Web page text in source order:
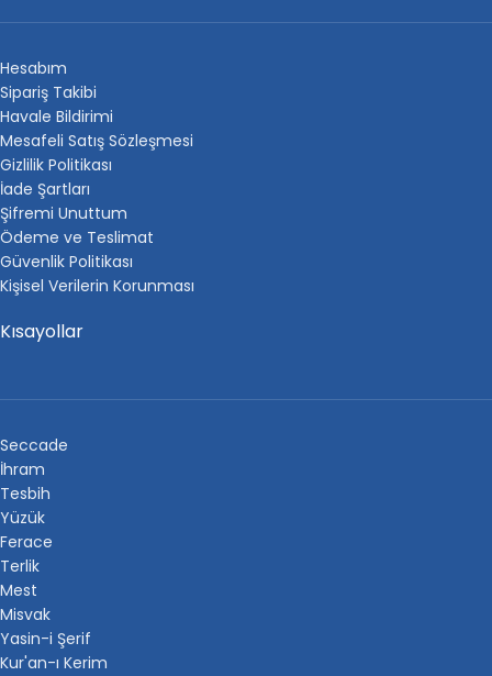
Hesabım
Sipariş Takibi
Havale Bildirimi
Mesafeli Satış Sözleşmesi
Gizlilik Politikası
İade Şartları
Şifremi Unuttum
Ödeme ve Teslimat
Güvenlik Politikası
Kişisel Verilerin Korunması
Kısayollar
Seccade
İhram
Tesbih
Yüzük
Ferace
Terlik
Mest
Misvak
Yasin-i Şerif
Kur'an-ı Kerim